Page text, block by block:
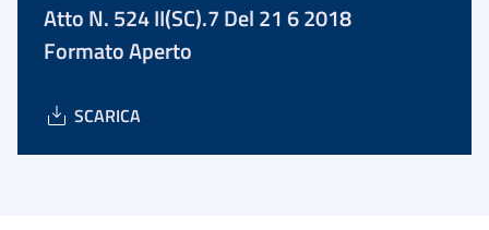
Atto N. 524 II(SC).7 Del 21 6 2018
Formato Aperto
SCARICA